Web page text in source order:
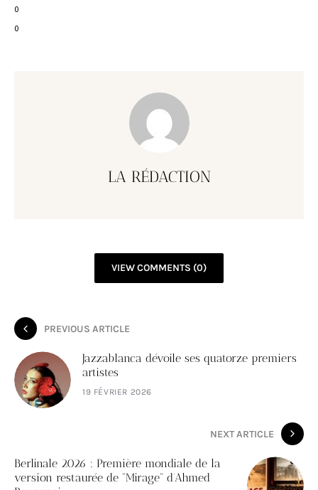
0
0
LA RÉDACTION
VIEW COMMENTS (0)
PREVIOUS ARTICLE
Jazzablanca dévoile ses quatorze premiers
artistes
19 FÉVRIER 2026
NEXT ARTICLE
Berlinale 2026 : Première mondiale de la
version restaurée de “Mirage” d’Ahmed